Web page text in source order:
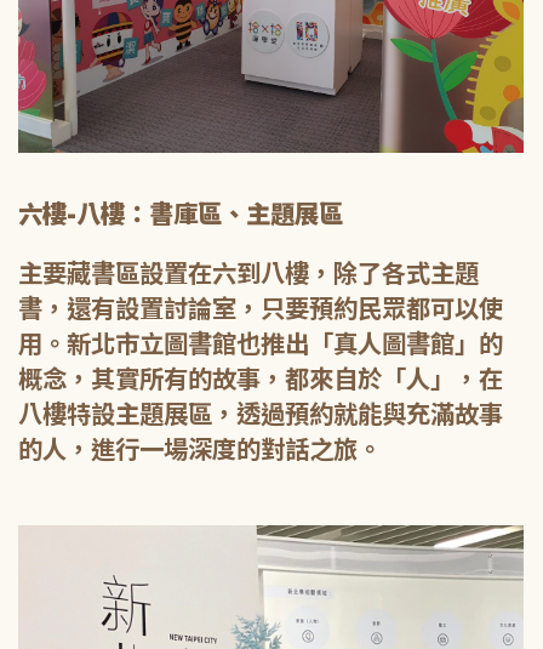
六樓-八樓：書庫區、主題展區
主要藏書區設置在六到八樓，除了各式主題
書，還有設置討論室，只要預約民眾都可以使
用。新北市立圖書館也推出「真人圖書館」的
概念，其實所有的故事，都來自於「人」，在
八樓特設主題展區，透過預約就能與充滿故事
的人，進行一場深度的對話之旅。